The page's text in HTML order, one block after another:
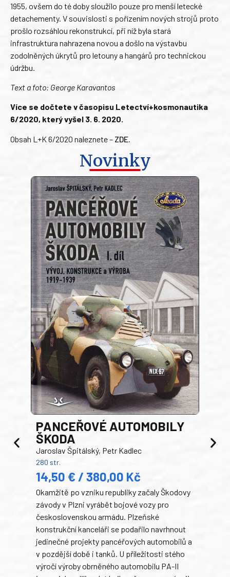
1955, ovšem do té doby sloužilo pouze pro menší letecké
detachementy. V souvislosti s pořízením nových strojů proto
prošlo rozsáhlou rekonstrukcí, při níž byla stará
infrastruktura nahrazena novou a došlo na výstavbu
zodolněných úkrytů pro letouny a hangárů pro technickou
údržbu.
Text a foto: George Karavantos
Více se dočtete v časopisu Letectví+kosmonautika
6/2020, který vyšel 3. 6. 2020.
Obsah L+K 6/2020 naleznete – ZDE
Novinky
PANCEŘOVÉ AUTOMOBILY
ŠKODA
Jaroslav Špitálský, Petr Kadlec
280 str.
14,50 € / 380,00 Kč
Okamžitě po vzniku republiky začaly Škodovy
závody v Plzni vyrábět bojové vozy pro
československou armádu. Plzeňské
konstrukční kanceláři se podařilo navrhnout
jedinečné projekty pancéřových automobilů a
v pozdější době i tanků. U příležitosti stého
výročí výroby obrněného automobilu PA-II